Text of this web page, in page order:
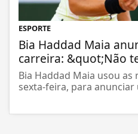
ESPORTE
Bia Haddad Maia
carreira: &quot;Não
Bia Haddad Maia usou as
sexta-feira, para anunciar